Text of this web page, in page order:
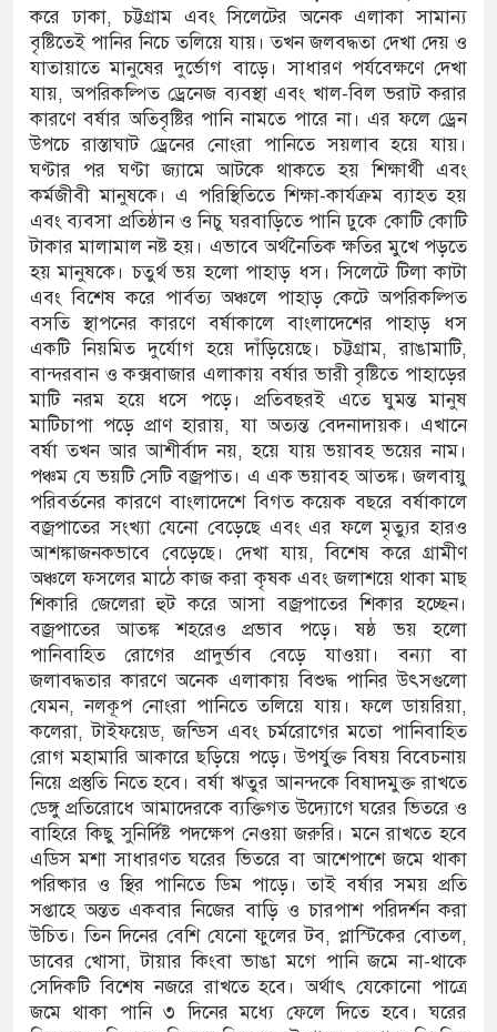
করে ঢাকা, চট্টগ্রাম এবং সিলেটের অনেক এলাকা সামান্য
বৃষ্টিতেই পানির নিচে তলিয়ে যায়। তখন জলবদ্ধতা দেখা দেয় ও
যাতায়াতে মানুষের দুর্ভোগ বাড়ে। সাধারণ পর্যবেক্ষণে দেখা
যায়, অপরিকল্পিত ড্রেনেজ ব্যবস্থা এবং খাল-বিল ভরাট করার
কারণে বর্ষার অতিবৃষ্টির পানি নামতে পারে না। এর ফলে ড্রেন
উপচে রাস্তাঘাট ড্রেনের নোংরা পানিতে সয়লাব হয়ে যায়।
ঘণ্টার পর ঘণ্টা জ্যামে আটকে থাকতে হয় শিক্ষার্থী এবং
কর্মজীবী মানুষকে। এ পরিস্থিতিতে শিক্ষা-কার্যক্রম ব্যাহত হয়
এবং ব্যবসা প্রতিষ্ঠান ও নিচু ঘরবাড়িতে পানি ঢুকে কোটি কোটি
টাকার মালামাল নষ্ট হয়। এভাবে অর্থনৈতিক ক্ষতির মুখে পড়তে
হয় মানুষকে। চতুর্থ ভয় হলো পাহাড় ধস। সিলেটে টিলা কাটা
এবং বিশেষ করে পার্বত্য অঞ্চলে পাহাড় কেটে অপরিকল্পিত
বসতি স্থাপনের কারণে বর্ষাকালে বাংলাদেশের পাহাড় ধস
একটি নিয়মিত দুর্যোগ হয়ে দাঁড়িয়েছে। চট্টগ্রাম, রাঙামাটি,
বান্দরবান ও কক্সবাজার এলাকায় বর্ষার ভারী বৃষ্টিতে পাহাড়ের
মাটি নরম হয়ে ধসে পড়ে। প্রতিবছরই এতে ঘুমন্ত মানুষ
মাটিচাপা পড়ে প্রাণ হারায়, যা অত্যন্ত বেদনাদায়ক। এখানে
বর্ষা তখন আর আশীর্বাদ নয়, হয়ে যায় ভয়াবহ ভয়ের নাম।
পঞ্চম যে ভয়টি সেটি বজ্রপাত। এ এক ভয়াবহ আতঙ্ক। জলবায়ু
পরিবর্তনের কারণে বাংলাদেশে বিগত কয়েক বছরে বর্ষাকালে
বজ্রপাতের সংখ্যা যেনো বেড়েছে এবং এর ফলে মৃত্যুর হারও
আশঙ্কাজনকভাবে বেড়েছে। দেখা যায়, বিশেষ করে গ্রামীণ
অঞ্চলে ফসলের মাঠে কাজ করা কৃষক এবং জলাশয়ে থাকা মাছ
শিকারি জেলেরা হুট করে আসা বজ্রপাতের শিকার হচ্ছেন।
বজ্রপাতের আতঙ্ক শহরেও প্রভাব পড়ে। ষষ্ঠ ভয় হলো
পানিবাহিত রোগের প্রাদুর্ভাব বেড়ে যাওয়া। বন্যা বা
জলাবদ্ধতার কারণে অনেক এলাকায় বিশুদ্ধ পানির উৎসগুলো
যেমন, নলকূপ নোংরা পানিতে তলিয়ে যায়। ফলে ডায়রিয়া,
কলেরা, টাইফয়েড, জন্ডিস এবং চর্মরোগের মতো পানিবাহিত
রোগ মহামারি আকারে ছড়িয়ে পড়ে। উপর্যুক্ত বিষয় বিবেচনায়
নিয়ে প্রস্তুতি নিতে হবে। বর্ষা ঋতুর আনন্দকে বিষাদমুক্ত রাখতে
ডেঙ্গু প্রতিরোধে আমাদেরকে ব্যক্তিগত উদ্যোগে ঘরের ভিতরে ও
বাহিরে কিছু সুনির্দিষ্ট পদক্ষেপ নেওয়া জরুরি। মনে রাখতে হবে
এডিস মশা সাধারণত ঘরের ভিতরে বা আশেপাশে জমে থাকা
পরিষ্কার ও স্থির পানিতে ডিম পাড়ে। তাই বর্ষার সময় প্রতি
সপ্তাহে অন্তত একবার নিজের বাড়ি ও চারপাশ পরিদর্শন করা
উচিত। তিন দিনের বেশি যেনো ফুলের টব, প্লাস্টিকের বোতল,
ডাবের খোসা, টায়ার কিংবা ভাঙা মগে পানি জমে না-থাকে
সেদিকটি বিশেষ নজরে রাখতে হবে। অর্থাৎ যেকোনো পাত্রে
জমে থাকা পানি ৩ দিনের মধ্যে ফেলে দিতে হবে। ঘরের